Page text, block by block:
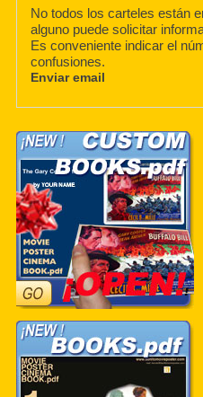
No todos los carteles están
alguno puede solicitar
Es conveniente indicar el
confusiones.
Enviar email